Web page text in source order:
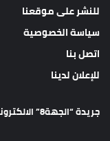
للنشر على موقعنا
سياسة الخصوصية
اتصل بنا
للإعلان لدينا
جريدة “الجهة8” الالكترونية –